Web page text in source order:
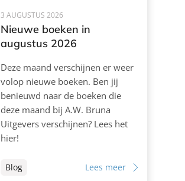
3 AUGUSTUS 2026
Nieuwe boeken in
augustus 2026
Deze maand verschijnen er weer
volop nieuwe boeken. Ben jij
benieuwd naar de boeken die
deze maand bij A.W. Bruna
Uitgevers verschijnen? Lees het
hier!
Blog Lees meer